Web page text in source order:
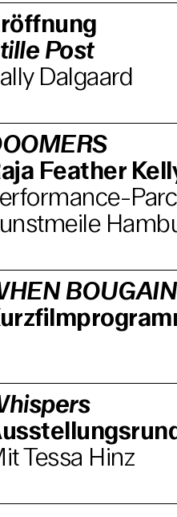
Post
Dalgaard
Feather
Tessa Hinz